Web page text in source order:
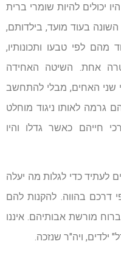
יכולים להיות שומרי ברית
בעוד מועד, בילדותם,
לפי טבעו ותכונותיו,
אחת. השיטה האחידה
שני האחים, מבלי להתחשב
גרמה לאותו ניגוד מוחלט
חייהם כאשר גדלו והיו
לעתיד כדי לגלות מה יעלה
דרכם בהווה. להקנות להם
מורשת אבותיהם. איננו
ילדים, ויה"ר שנזכה.